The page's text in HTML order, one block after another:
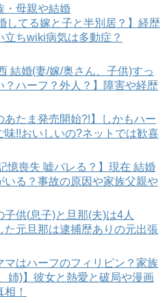
・母親や結婚
してる嫁と子と半別居？】経歴
立ちwiki病気は多動症？
結婚(妻/嫁/奥さん、子供)すっ
？ハーフ？外人？】障害や経歴
あたま発売開始?!】しかもハー
味!!おいしいの?ネットでは歓喜
憶喪失 嘘バレる？】現在 結婚
いる？事故の原因や家族父親や
子供(息子)と旦那(夫)は4人
た元旦那は逮捕歴ありの元出張
マはハーフのフィリピン？家族
姉)】彼女と熱愛と破局や漫画
！